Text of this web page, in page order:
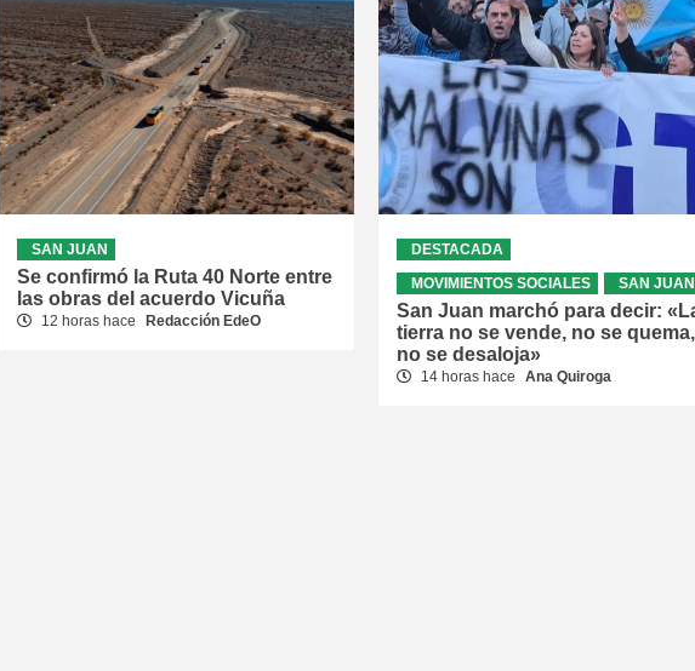
SAN JUAN
Se confirmó la Ruta 40 Norte entre
las obras del acuerdo Vicuña
12 horas hace Redacción EdeO
DESTACADA
MOVIMIENTOS SOCIALES
SAN JUAN
San Juan marchó para decir:
tierra no se vende, no se quema,
no se desaloja»
14 horas hace Ana Quiroga